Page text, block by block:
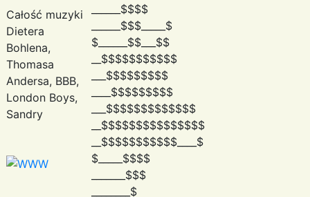
Całość muzyki
Dietera
Bohlena,
Thomasa
Andersa, BBB,
London Boys,
Sandry
______$$$$
______$$$_____$
$______$$___$$
__$$$$$$$$$$$
___$$$$$$$$$
____$$$$$$$$$
___$$$$$$$$$$$$$
__$$$$$$$$$$$$$$$
__$$$$$$$$$$$____$
$_____$$$$
_______$$$
________$